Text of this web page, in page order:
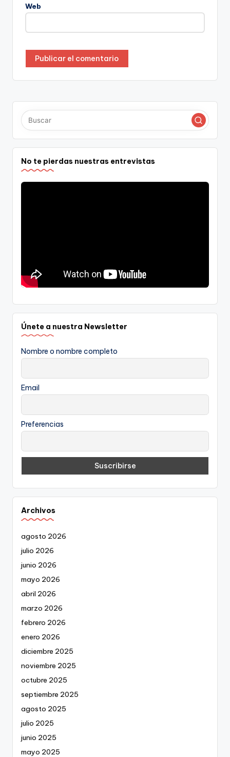
Web
No te pierdas nuestras entrevistas
Únete a nuestra Newsletter
Nombre o nombre completo
Email
Preferencias
Archivos
agosto 2026
julio 2026
junio 2026
mayo 2026
abril 2026
marzo 2026
febrero 2026
enero 2026
diciembre 2025
noviembre 2025
octubre 2025
septiembre 2025
agosto 2025
julio 2025
junio 2025
mayo 2025